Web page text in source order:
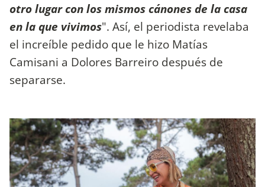
otro lugar con los mismos cánones de la casa
en la que vivimos". Así, el periodista revelaba
el increíble pedido que le hizo Matías
Camisani a Dolores Barreiro después de
separarse.